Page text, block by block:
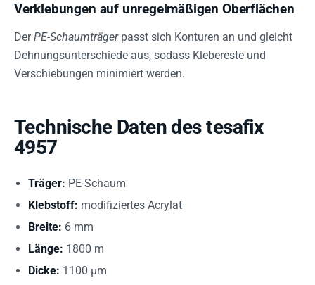
Verklebungen auf unregelmäßigen Oberflächen
DerPE-Schaumträgerpasst sich Konturen an und gleicht
Dehnungsunterschiede aus, sodass Klebereste und
Verschiebungen minimiert werden.
Technische Daten des tesafix
4957
Träger: PE-Schaum
Klebstoff: modifiziertes Acrylat
Breite: 6 mm
Länge: 1800 m
Dicke: 1100 µm